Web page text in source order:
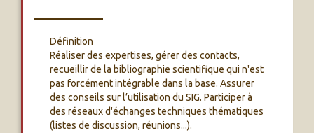
Définition
Réaliser des expertises, gérer des contacts,
recueillir de la bibliographie scientifique qui n'est
pas forcément intégrable dans la base. Assurer
des conseils sur l’utilisation du SIG. Participer à
des réseaux d'échanges techniques thématiques
(listes de discussion, réunions...).